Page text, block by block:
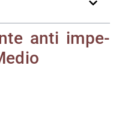
anti impe­